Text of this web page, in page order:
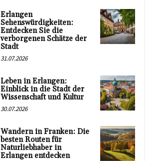
Erlangen
Sehenswürdigkeiten:
Entdecken Sie die
verborgenen Schätze der
Stadt
31.07.2026
Leben in Erlangen:
Einblick in die Stadt der
Wissenschaft und Kultur
30.07.2026
Wandern in Franken: Die
besten Routen für
Naturliebhaber in
Erlangen entdecken